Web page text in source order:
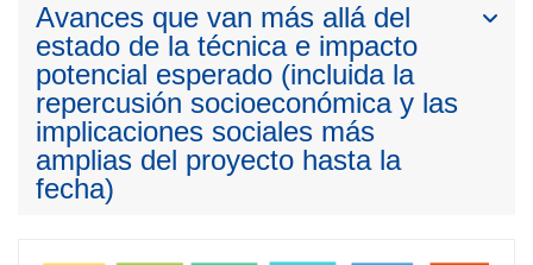
Avances que van más allá del
estado de la técnica e impacto
potencial esperado (incluida la
repercusión socioeconómica y las
implicaciones sociales más
amplias del proyecto hasta la
fecha)